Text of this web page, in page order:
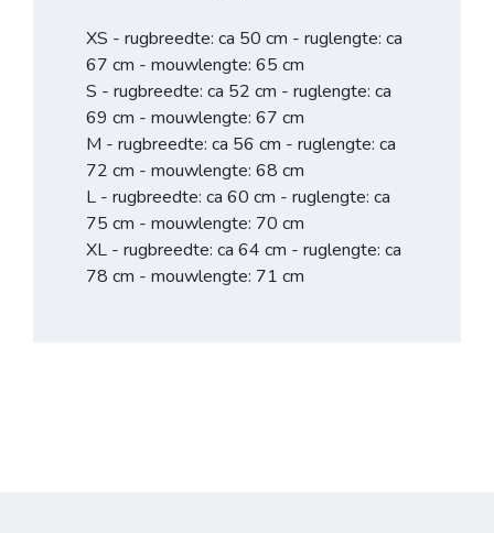
XS - rugbreedte: ca 50 cm - ruglengte: ca
67 cm - mouwlengte: 65 cm
S - rugbreedte: ca 52 cm - ruglengte: ca
69 cm - mouwlengte: 67 cm
M - rugbreedte: ca 56 cm - ruglengte: ca
72 cm - mouwlengte: 68 cm
L - rugbreedte: ca 60 cm - ruglengte: ca
75 cm - mouwlengte: 70 cm
XL - rugbreedte: ca 64 cm - ruglengte: ca
78 cm - mouwlengte: 71 cm